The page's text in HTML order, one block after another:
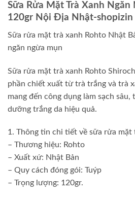
Sữa Rửa Mặt Trà Xanh
120gr Nội Địa Nhật-shopizin
Sữa rửa mặt trà xanh Rohto Nhật
ngăn ngừa mụn
Sữa rửa mặt trà xanh Rohto
phần chiết xuất từ trà trắng và trà
mang đến công dụng làm sạch sâu,
dưỡng trắng da hiệu quả.
1. Thông tin chi tiết về sữa rửa mặt
– Thương hiệu: Rohto
– Xuất xứ: Nhật Bản
– Quy cách đóng gói: Tuýp
– Trọng lượng: 120gr.